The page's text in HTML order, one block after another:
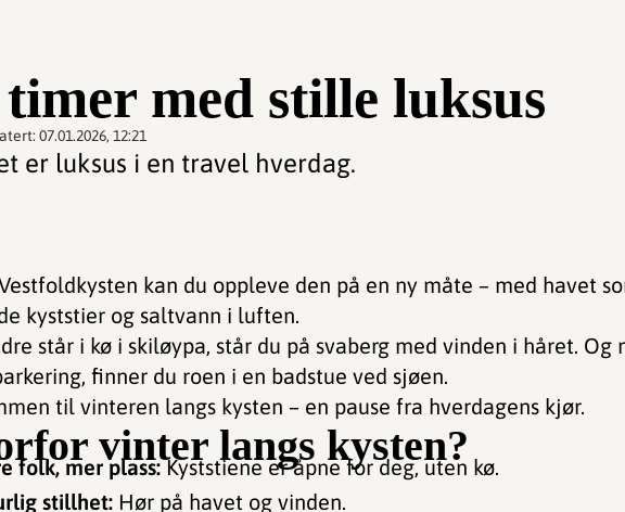
med stille luksus
07.01.2026, 12:21
er luksus i en travel hverdag.
kan du oppleve den på en ny måte – med havet
kyststier og saltvann i luften.
står i kø i skiløypa, står du på svaberg med vinden i håret. Og
finner du roen i en badstue ved sjøen.
til vinteren langs kysten – en pause fra hverdagens kjør.
vinter langs kysten?
folk, mer plass:Kyststiene er åpne for deg, uten kø.
stillhet: Hør på havet og vinden.